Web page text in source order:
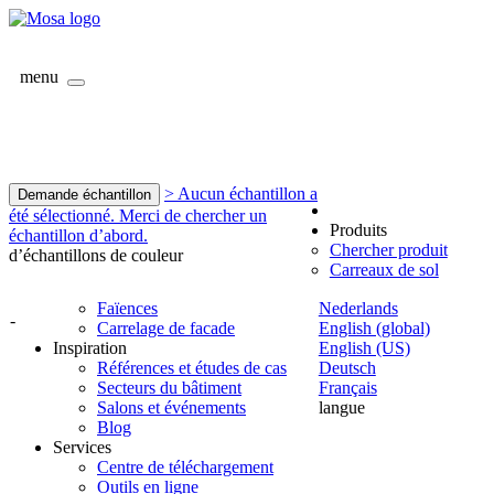
menu
Demande échantillon
> Aucun échantillon a
été sélectionné. Merci de chercher un
échantillon d’abord.
d’échantillons de couleur
-
Nederlands
English (global)
English (US)
Deutsch
Français
langue
Produits
Chercher produit
Carreaux de sol
Faïences
Carrelage de facade
Inspiration
Références et études de cas
Secteurs du bâtiment
Salons et événements
Blog
Services
Centre de téléchargement
Outils en ligne